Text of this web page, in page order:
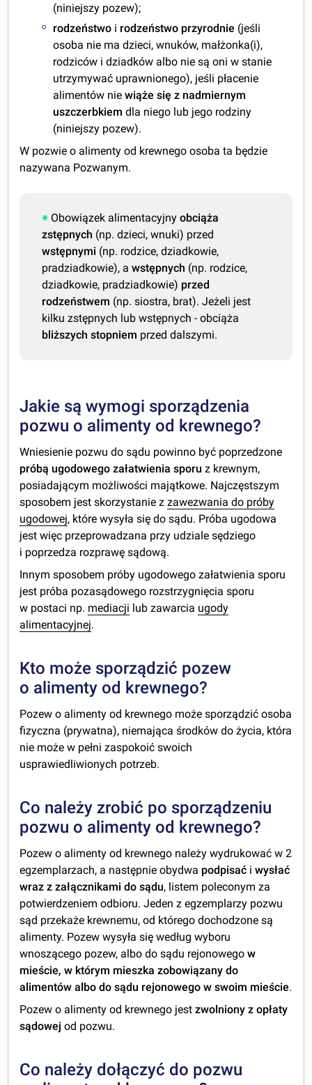
(niniejszy pozew);
rodzeństwo i rodzeństwo przyrodnie (jeśli
osoba nie ma dzieci, wnuków, małżonka(i),
rodziców i dziadków albo nie są oni w stanie
utrzymywać uprawnionego), jeśli płacenie
alimentów nie wiąże się z nadmiernym
uszczerbkiem dla niego lub jego rodziny
(niniejszy pozew).
W pozwie o alimenty od krewnego osoba ta będzie
nazywana Pozwanym.
Obowiązek alimentacyjnyobciąża
zstępnych (np. dzieci, wnuki) przed
wstępnymi (np. rodzice, dziadkowie,
pradziadkowie), awstępnych (np. rodzice,
dziadkowie, pradziadkowie) przed
rodzeństwem (np. siostra, brat). Jeżeli jest
kilku zstępnych lub wstępnych - obciąża
bliższych stopniem przed dalszymi.
Jakie są wymogi sporządzenia
pozwu o alimenty od krewnego?
Wniesienie pozwu do sądu powinno być poprzedzone
próbą ugodowego załatwienia sporuz krewnym,
posiadającym możliwości majątkowe. Najczęstszym
sposobem jest skorzystanie zzawezwania do próby
ugodowej, które wysyła się do sądu. Próba ugodowa
jest więc przeprowadzana przy udziale sędziego
i poprzedza rozprawę sądową.
Innym sposobem próby ugodowego załatwienia sporu
jest próba pozasądowego rozstrzygnięcia sporu
w postaci np. mediacji lub zawarcia ugody
alimentacyjnej.
Kto może sporządzić pozew
o alimenty od krewnego?
Pozew o alimenty od krewnego może sporządzić osoba
fizyczna (prywatna), niemająca środków do życia, która
nie może w pełni zaspokoić swoich
usprawiedliwionych potrzeb.
Co należy zrobić po sporządzeniu
pozwu o alimenty od krewnego?
Pozew o alimenty od krewnego należy wydrukować w 2
egzemplarzach, a następnie obydwa podpisać iwysłać
wraz z załącznikami do sądu, listem poleconym za
potwierdzeniem odbioru. Jeden z egzemplarzy pozwu
sąd przekaże krewnemu, od którego dochodzone są
alimenty. Pozew wysyła się według wyboru
wnoszącego pozew, albo do sądu rejonowegow
mieście, w którym mieszka zobowiązany do
alimentów albo do sądu rejonowego w swoim mieście.
Pozew o alimenty od krewnego jestzwolniony z opłaty
sądowej od pozwu.
Co należy dołączyć do pozwu